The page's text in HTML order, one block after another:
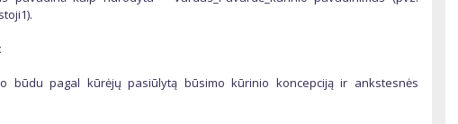
būdu pagal kūrėjų pasiūlytą būsimo kūrinio koncepciją ir ankstesnės